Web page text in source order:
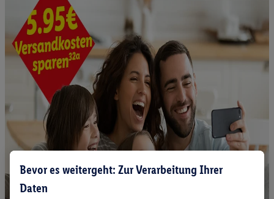
Bevor es weitergeht: Zur Verarbeitung Ihrer
Daten